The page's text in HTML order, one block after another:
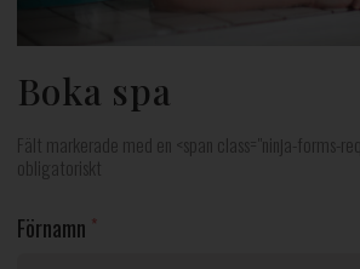
Boka spa
Fält markerade med en <span class="ninja-forms-
obligatoriskt
Förnamn *